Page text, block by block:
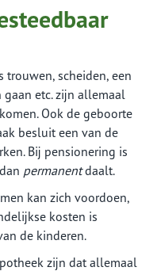
scheiden, een
etc. zijn allemaal
Ook de geboorte
besluit een van de
Bij pensionering is
permanentdaalt.
kan zich voordoen,
kosten is
de kinderen.
zijn dat allemaal